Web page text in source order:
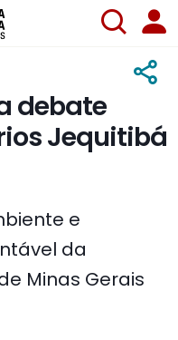
debate
Jequitibá
e
da
Minas Gerais